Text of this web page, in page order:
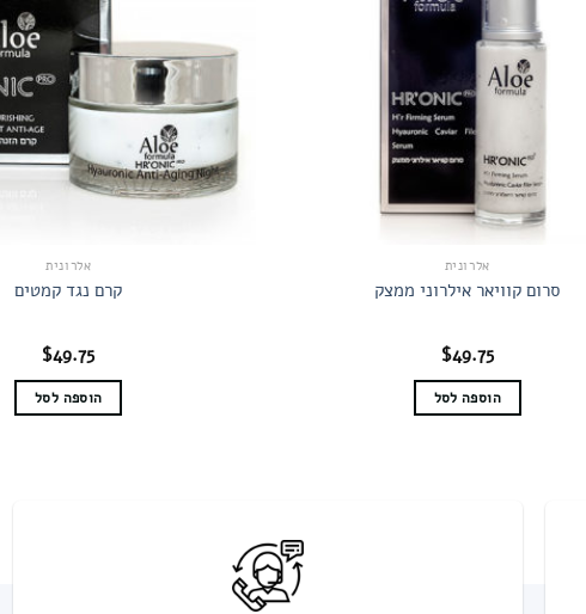
אלרונית
סרום קוויאר אילרוני ממצק
$49.75
הוספה לסל
אלרונית
קרם נגד קמטים
$49.75
הוספה לסל